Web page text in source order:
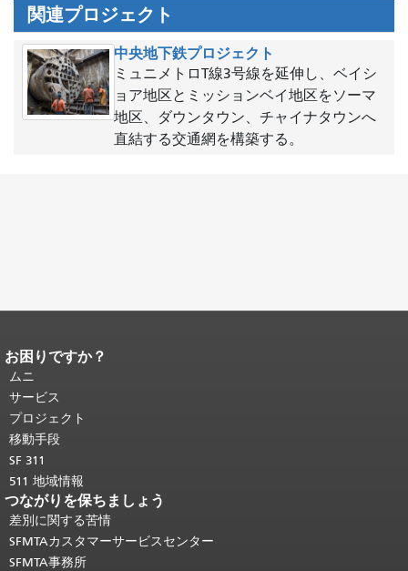
関連プロジェクト
中央地下鉄プロジェクト
ミュニメトロT線3号線を延伸し、ベイシ
ョア地区とミッションベイ地区をソーマ
地区、ダウンタウン、チャイナタウンへ
直結する交通網を構築する。
ページコンテンツの終わり。
ジの残りの部分はすべてのページで繰
り返されます。
頭に戻る。
お困りですか？
ムニ
サービス
プロジェクト
移動手段
SF 311
511 地域情報
つながりを保ちましょう
差別に関する苦情
SFMTAカスタマーサービスセンター
SFMTA事務所